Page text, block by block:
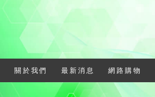
關於我們 最新消息 網路購物